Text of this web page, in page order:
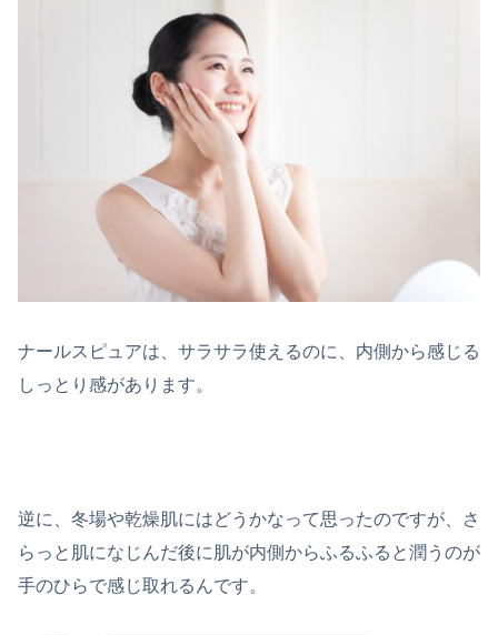
ナールスピュアは、サラサラ使えるのに、内側から感じる
しっとり感があります。
逆に、冬場や乾燥肌にはどうかなって思ったのですが、さ
らっと肌になじんだ後に肌が内側からふるふると潤うのが
手のひらで感じ取れるんです。